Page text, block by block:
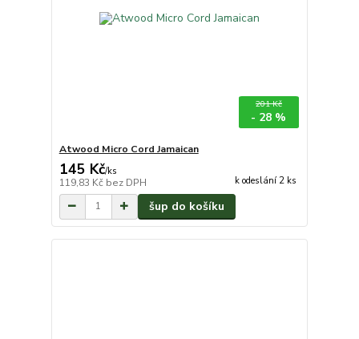
201 Kč
- 28 %
Atwood Micro Cord Jamaican
145 Kč/ks
119,83 Kč bez DPH k odeslání 2 ks
šup do košíku